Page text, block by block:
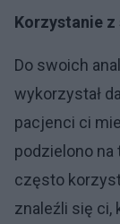
Korzystanie z
Do swoich
wykorzystał
pacjenci ci
podzielono na
często
znaleźli się ci,